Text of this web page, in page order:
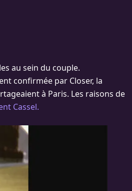
au sein du couple.
confirmée par Closer, la
à Paris. Les raisons de
Cassel.